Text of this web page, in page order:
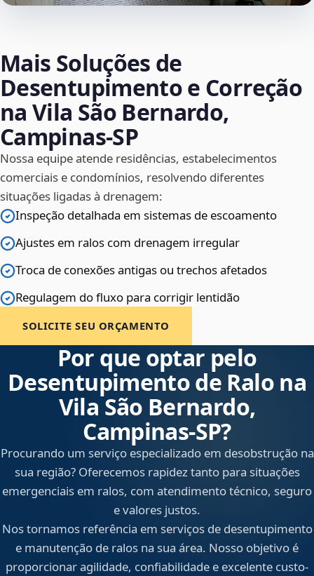
Mais Soluções de
Desentupimento e Correção
na Vila São Bernardo,
Campinas‑SP
Nossa equipe atende residências, estabelecimentos
comerciais e condomínios, resolvendo diferentes
situações ligadas à drenagem:
Inspeção detalhada em sistemas de escoamento
Ajustes em ralos com drenagem irregular
Troca de conexões antigas ou trechos afetados
Regulagem do fluxo para corrigir lentidão
SOLICITE SEU ORÇAMENTO
Por que optar pelo
Desentupimento de Ralo na
Vila São Bernardo,
Campinas‑SP?
Procurando um serviço especializado em desobstrução na
sua região? Oferecemos rapidez tanto para situações
emergenciais em ralos, com atendimento técnico, seguro
e valores justos.
Nos tornamos referência em serviços de desentupimento
e manutenção de ralos na sua área. Nosso objetivo é
proporcionar agilidade, confiabilidade e excelente custo-